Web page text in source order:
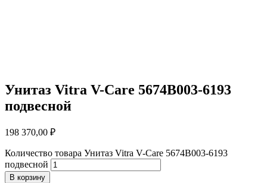
Унитаз Vitra V-Care 5674B003-6193
подвесной
198 370,00 ₽
Количество товара Унитаз Vitra V-Care 5674B003-6193
подвесной
В корзину